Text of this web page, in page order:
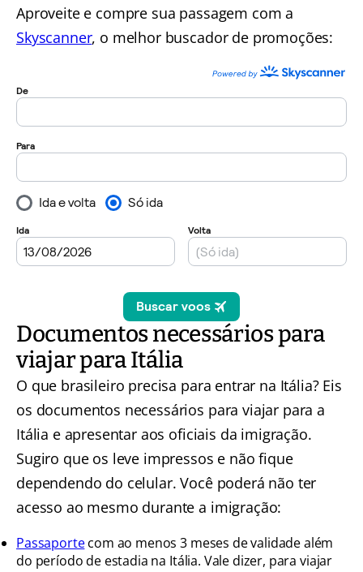
Aproveite e compre sua passagem com a
Skyscanner, o melhor buscador de promoções:
Documentos necessários para
viajar para Itália
O que brasileiro precisa para entrar na Itália? Eis
os documentos necessários para viajar para a
Itália e apresentar aos oficiais da imigração.
Sugiro que os leve impressos e não fique
dependendo do celular. Você poderá não ter
acesso ao mesmo durante a imigração:
Passaportecom ao menos 3 meses de validade além
do período de estadia na Itália. Vale dizer, para viajar